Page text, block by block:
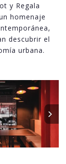
y Regala
homenaje
descubrir el
urbana.